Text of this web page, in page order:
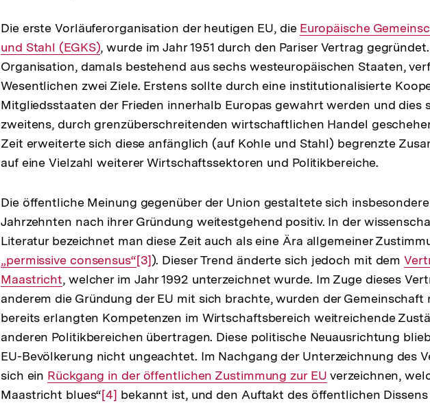
Die erste Vorläuferorganisation der heutigen EU, die Interner
Link:
Europäische
und Stahl (EGKS), wurde im Jahr 1951 durch den Pariser Vertrag
Organisation, damals bestehend aus sechs westeuropäischen Staaten,
Wesentlichen zwei Ziele. Erstens sollte durch eine institutionalisierte
Mitgliedsstaaten der Frieden innerhalb Europas gewahrt werden und dies
zweitens, durch grenzüberschreitenden wirtschaftlichen Handel
Zeit erweiterte sich diese anfänglich (auf Kohle und Stahl) begrenzte
auf eine Vielzahl weiterer Wirtschaftssektoren und Politikbereiche.
Die öffentliche Meinung gegenüber der Union gestaltete sich
Jahrzehnten nach ihrer Gründung weitestgehend positiv. In der
Literatur bezeichnet man diese Zeit auch als eine Ära allgemeiner
„permissive consensus“Zur
Auflösung
der
Fußnote
[3]). Dieser Trend änderte sich jedoch mit dem
Link:
Maastricht, welcher im Jahr 1992 unterzeichnet wurde. Im Zuge dieses
anderem die Gründung der EU mit sich brachte, wurden der Gemeinschaft
bereits erlangten Kompetenzen im Wirtschaftsbereich weitreichende
anderen Politikbereichen übertragen. Diese politische Neuausrichtung
EU-Bevölkerung nicht ungeachtet. Im Nachgang der Unterzeichnung des
sich ein Interner
Link:
Rückgang in der öffentlichen Zustimmung zur EU verzeichnen,
Maastricht blues“Zur
[4] bekannt ist, und den Auftakt des öffentlichen Dissens